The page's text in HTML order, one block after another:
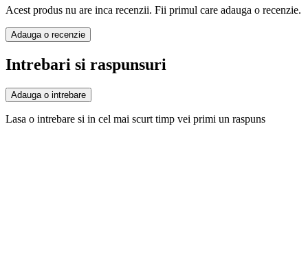
Acest produs nu are inca recenzii. Fii primul care adauga o recenzie.
Adauga o recenzie
Intrebari si raspunsuri
Adauga o intrebare
Lasa o intrebare si in cel mai scurt timp vei primi un raspuns